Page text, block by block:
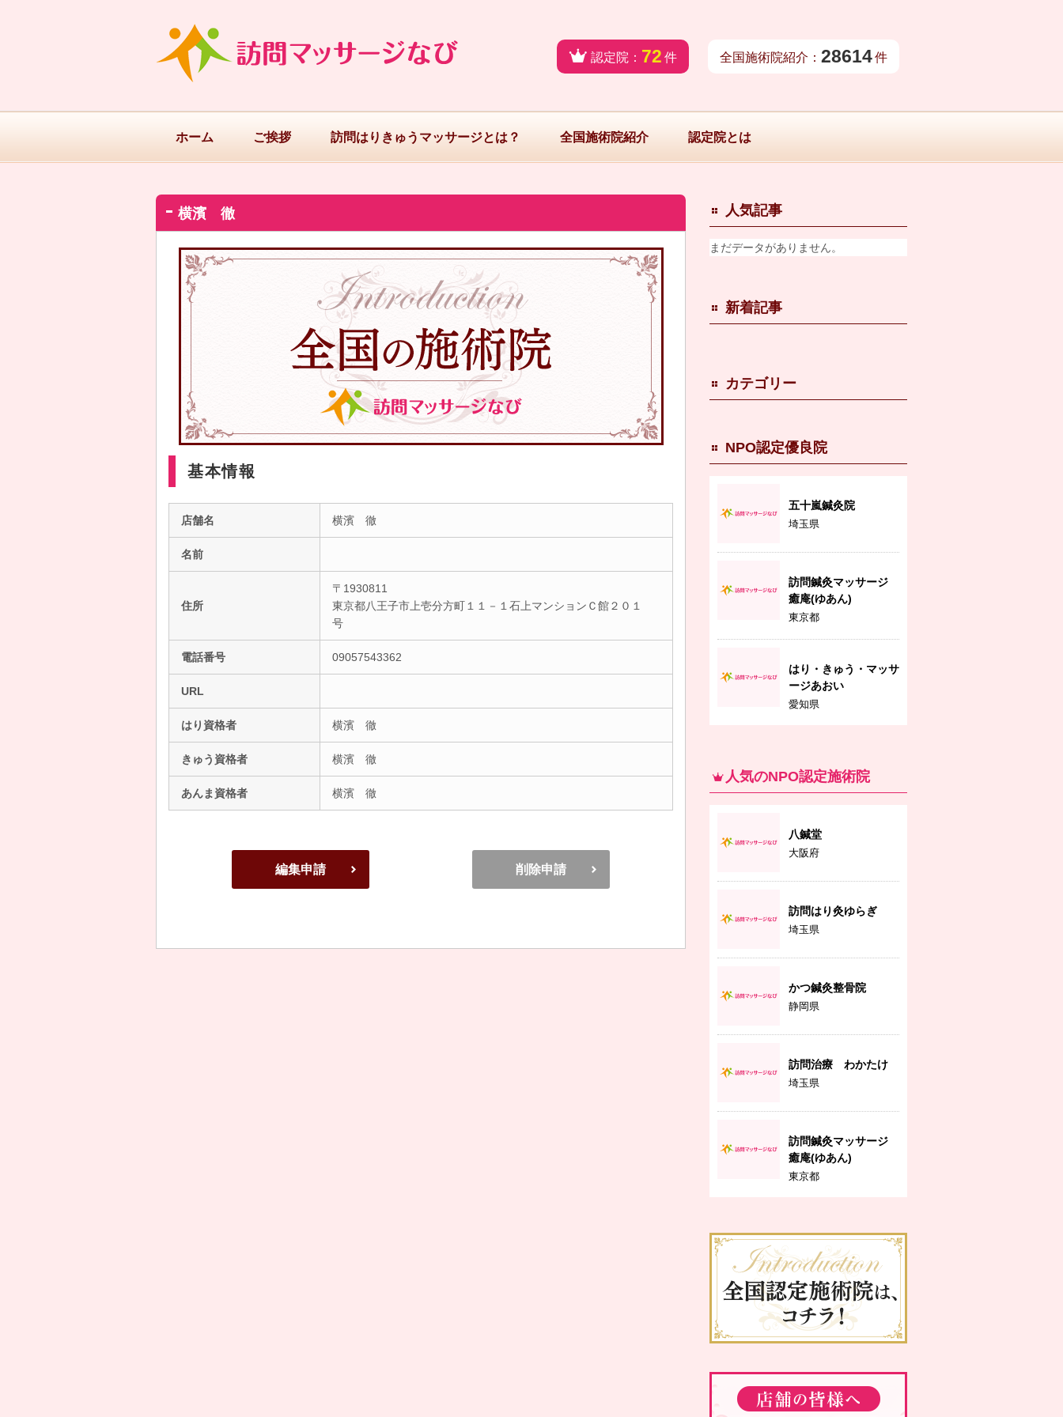
認定院： 72 件 全国施術院紹介： 28614件
ホーム ご挨拶 訪問はりきゅうマッサージとは？ 全国施術院紹介 認定院とは
横濱 徹
基本情報
店舗名 横濱 徹
名前
住所
〒1930811
東京都八王子市上壱分方町１１－１石上マンションＣ館２０１
号
電話番号 09057543362
URL
はり資格者 横濱 徹
きゅう資格者 横濱 徹
あんま資格者 横濱 徹
編集申請 削除申請
人気記事
まだデータがありません。
新着記事
カテゴリー
NPO認定優良院
五十嵐鍼灸院
埼玉県
訪問鍼灸マッサージ
癒庵(ゆあん)
東京都
はり・きゅう・マッサ
ージあおい
愛知県
人気のNPO認定施術院
八鍼堂
大阪府
訪問はり灸ゆらぎ
埼玉県
かつ鍼灸整骨院
静岡県
訪問治療 わかたけ
埼玉県
訪問鍼灸マッサージ
癒庵(ゆあん)
東京都